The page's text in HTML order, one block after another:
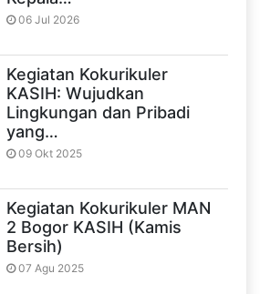
06 Jul 2026
Kegiatan Kokurikuler
KASIH: Wujudkan
Lingkungan dan Pribadi
yang…
09 Okt 2025
Kegiatan Kokurikuler MAN
2 Bogor KASIH (Kamis
Bersih)
07 Agu 2025